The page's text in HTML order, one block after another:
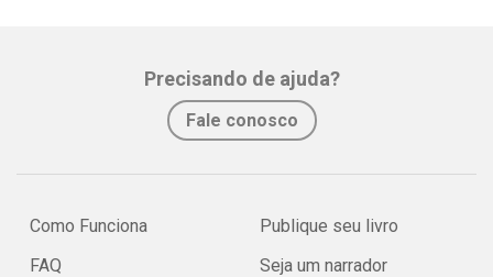
Precisando de ajuda?
Fale conosco
Como Funciona
FAQ
Publique seu livro
Seja um narrador